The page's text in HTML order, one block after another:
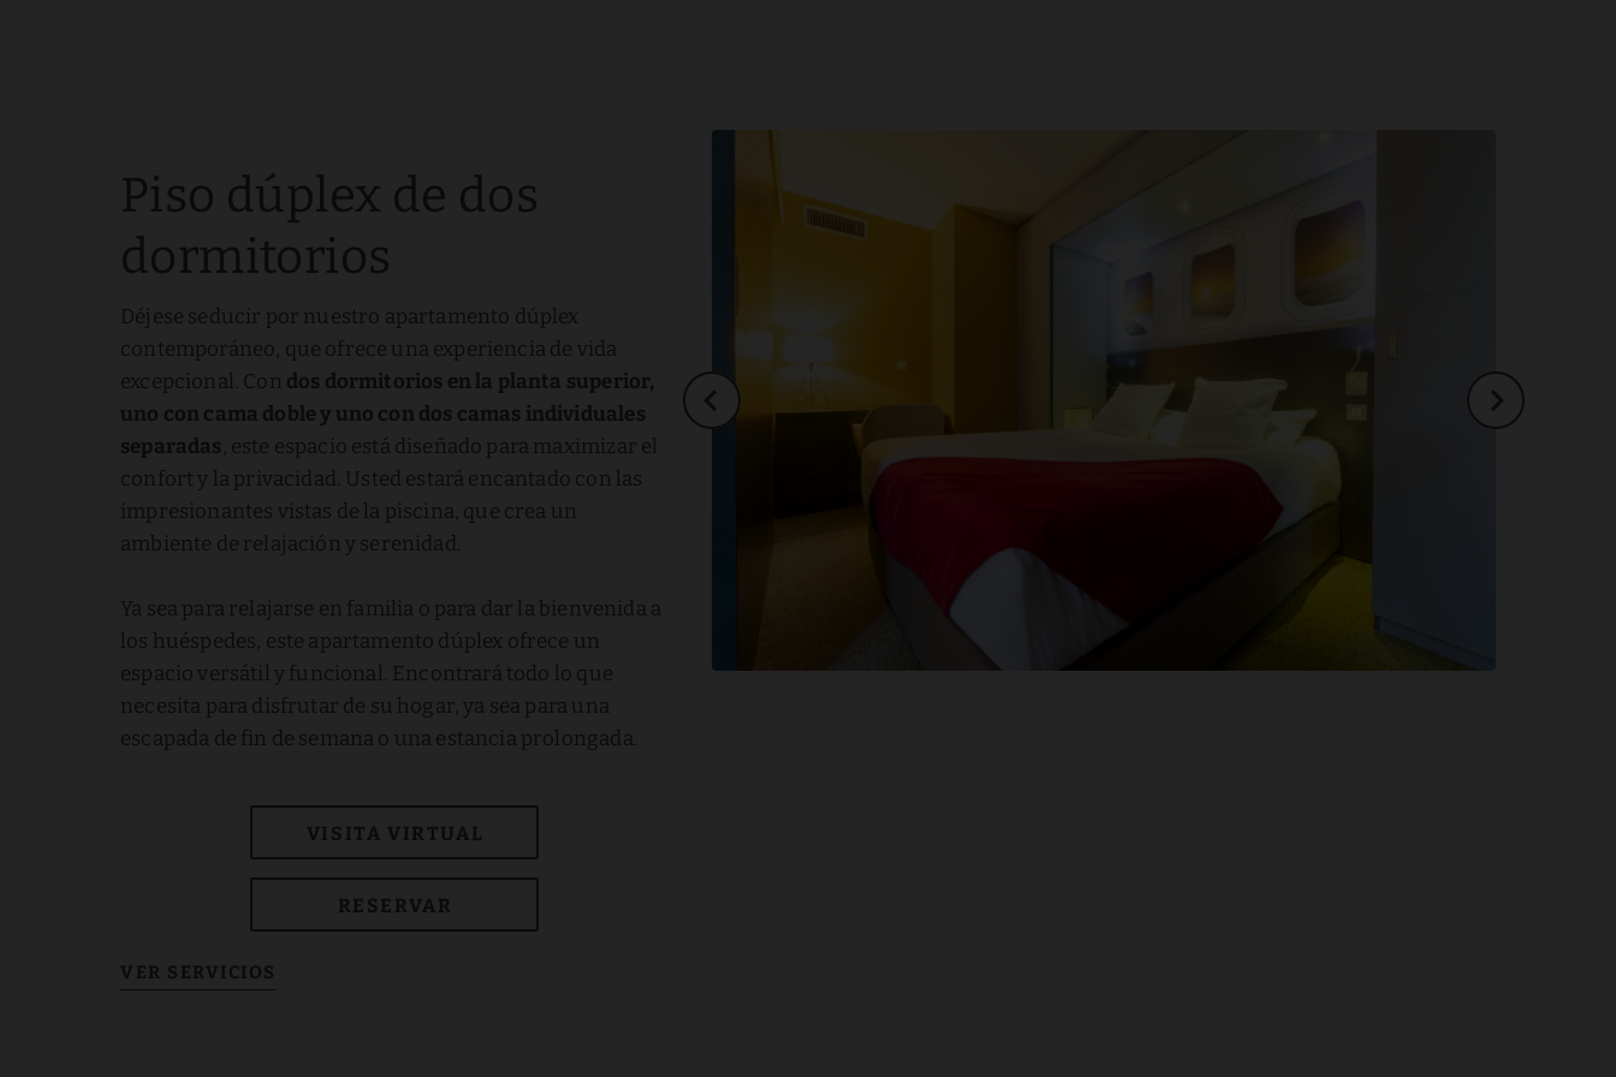
Piso dúplex de dos
dormitorios
Déjese seducir por nuestro apartamento dúplex
contemporáneo, que ofrece una experiencia de vida
excepcional. Con dos dormitorios en la planta superior,
uno con cama doble y uno con dos camas individuales
separadas, este espacio está diseñado para maximizar el
confort y la privacidad. Usted estará encantado con las
impresionantes vistas de la piscina, que crea un
ambiente de relajación y serenidad.
Ya sea para relajarse en familia o para dar la bienvenida a
los huéspedes, este apartamento dúplex ofrece un
espacio versátil y funcional. Encontrará todo lo que
necesita para disfrutar de su hogar, ya sea para una
escapada de fin de semana o una estancia prolongada.
VISITA VIRTUAL
RESERVAR